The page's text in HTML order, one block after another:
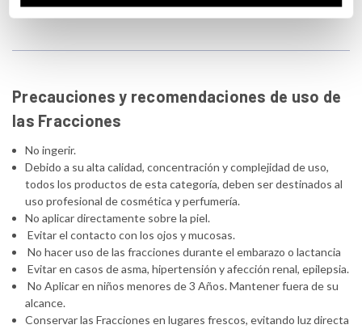
Precauciones y recomendaciones de uso de
las Fracciones
No ingerir.
Debido a su alta calidad, concentración y complejidad de uso,
todos los productos de esta categoría, deben ser destinados al
uso profesional de cosmética y perfumería.
No aplicar directamente sobre la piel.
Evitar el contacto con los ojos y mucosas.
No hacer uso de las fracciones durante el embarazo o lactancia
Evitar en casos de asma, hipertensión y afección renal, epilepsia.
No Aplicar en niños menores de 3 Años. Mantener fuera de su
alcance.
Conservar las Fracciones en lugares frescos, evitando luz directa